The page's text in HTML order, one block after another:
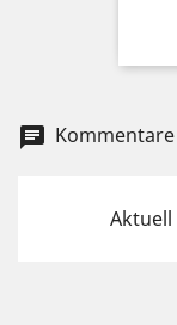
chat